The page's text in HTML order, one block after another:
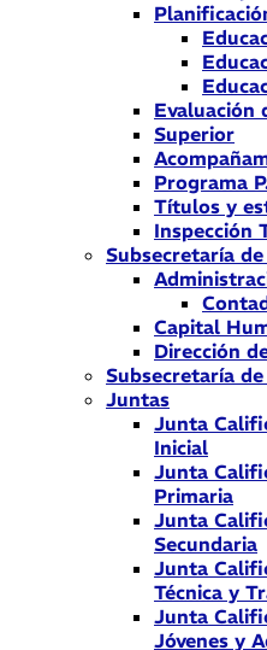
Evaluación
Superior
Programa
Títulos y
Inspección
Subsecretaría
Capital
Dirección
Subsecretaría
Juntas
Junta
Inicial
Junta
Primaria
Junta
Secundaria
Junta
Técnica y
Junta
Jóvenes y